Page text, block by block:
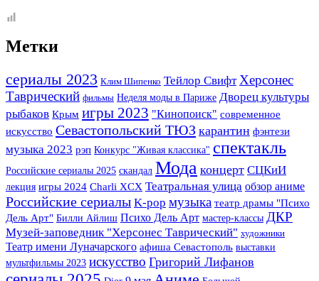
Метки
сериалы 2023 Клим Шипенко Тейлор Свифт Херсонес
Таврический фильмы Неделя моды в Париже Дворец культуры
рыбаков Крым игры 2023 "Кинопоиск" современное
искусство Севастопольский ТЮЗ карантин фэнтези
музыка 2023 рэп Конкурс "Живая классика" спектакль
Российские сериалы 2025 скандал Мода концерт СЦКиИ
лекция игры 2024 Charli XCX Театральная улица обзор аниме
Российские сериалы K-pop музыка театр драмы "Психо
Дель Арт" Билли Айлиш Психо Дель Арт мастер-классы ДКР
Музей-заповедник "Херсонес Таврический" художники
Театр имени Луначарского афиша Севастополь выставки
мультфильмы 2023 искусство Григорий Лифанов